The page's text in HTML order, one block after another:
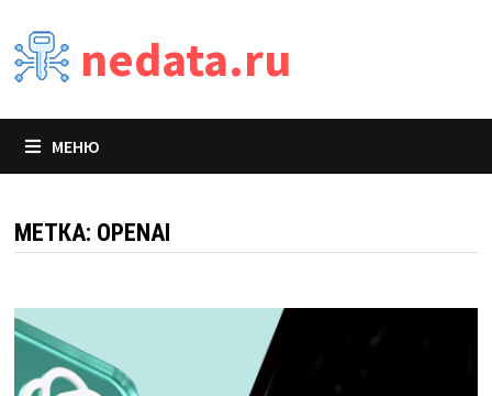
содержимомуnedata.ru
МЕНЮ
МЕТКА: OPENAI